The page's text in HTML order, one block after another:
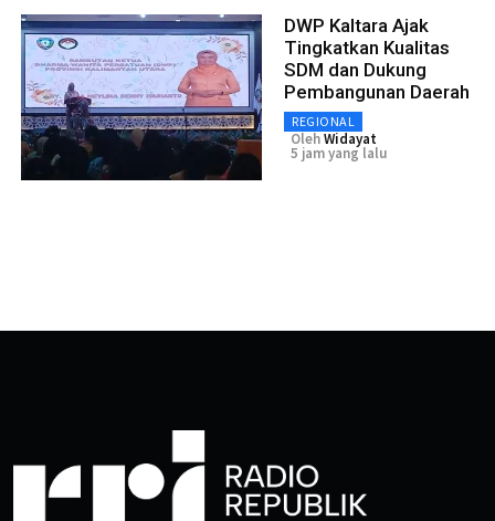
DWP Kaltara Ajak
Tingkatkan Kualitas
SDM dan Dukung
Pembangunan Daerah
REGIONAL
OlehWidayat
5 jam yang lalu